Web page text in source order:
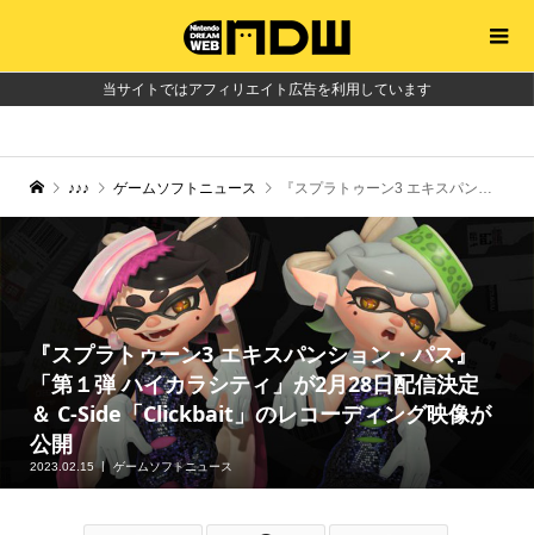
当サイトではアフィリエイト広告を利用しています
♪♪♪ ゲームソフトニュース 『スプラトゥーン3 エキスパンション・パス』「第１弾 ハイカラシティ」が2月28日配信決定 ＆ C-Side「Clickbait」のレコーディング映像が公開
『スプラトゥーン3 エキスパンション・パス』
「第１弾 ハイカラシティ」が2月28日配信決定
＆ C-Side「Clickbait」のレコーディング映像が
公開
2023.02.15 ゲームソフトニュース